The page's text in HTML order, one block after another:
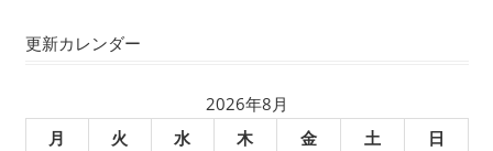
更新カレンダー
2026年8月
月
火 水 木 金 土
日